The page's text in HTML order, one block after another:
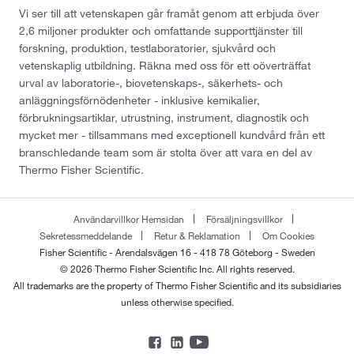
Vi ser till att vetenskapen går framåt genom att erbjuda över
2,6 miljoner produkter och omfattande supporttjänster till
forskning, produktion, testlaboratorier, sjukvård och
vetenskaplig utbildning. Räkna med oss för ett oöverträffat
urval av laboratorie-, biovetenskaps-, säkerhets- och
anläggningsförnödenheter - inklusive kemikalier,
förbrukningsartiklar, utrustning, instrument, diagnostik och
mycket mer - tillsammans med exceptionell kundvård från ett
branschledande team som är stolta över att vara en del av
Thermo Fisher Scientific.
Användarvillkor Hemsidan
Försäljningsvillkor
Sekretessmeddelande
Retur & Reklamation
Om Cookies
Fisher Scientific - Arendalsvägen 16 - 418 78 Göteborg - Sweden
© 2026 Thermo Fisher Scientific Inc. All rights reserved.
All trademarks are the property of Thermo Fisher Scientific and its subsidiaries
unless otherwise specified.